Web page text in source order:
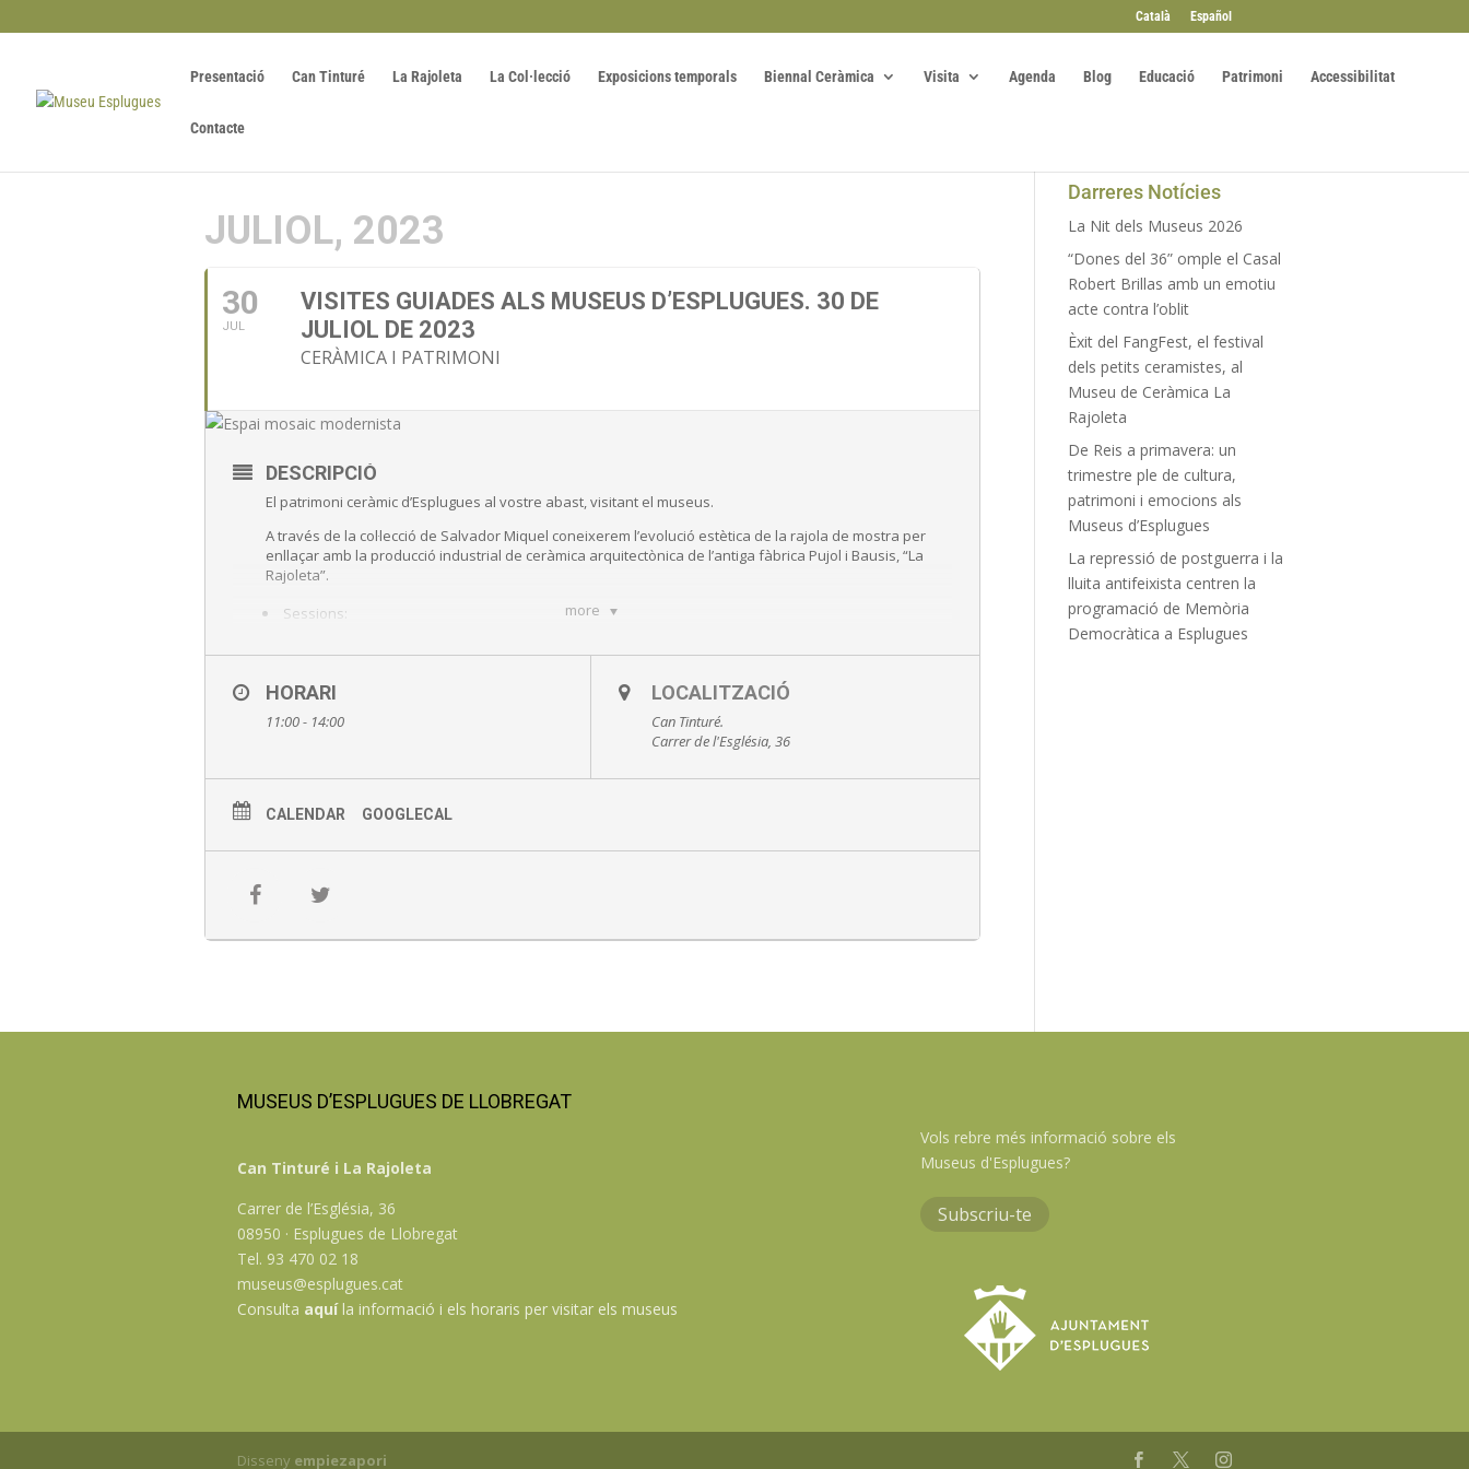
Català Español
Presentació Can Tinturé La Rajoleta La Col·lecció Exposicions temporals Biennal Ceràmica Visita Agenda Blog Educació Patrimoni Accessibilitat
Contacte
JULIOL, 2023
30
JUL
VISITES GUIADES ALS MUSEUS D’ESPLUGUES. 30 DE
JULIOL DE 2023
CERÀMICA I PATRIMONI
more
DESCRIPCIÓ
El patrimoni ceràmic d’Esplugues al vostre abast, visitant el museus.
A través de la col·lecció de Salvador Miquel coneixerem l’evolució estètica de la rajola de mostra per
enllaçar amb la producció industrial de ceràmica arquitectònica de l’antiga fàbrica Pujol i Bausis, “La
Rajoleta”.
Sessions:
Can Tinturé 12 h
HORARI
11:00 - 14:00
LOCALITZACIÓ
Can Tinturé.
Carrer de l'Església, 36
CALENDAR GOOGLECAL
Darreres Notícies
La Nit dels Museus 2026
“Dones del 36” omple el Casal
Robert Brillas amb un emotiu
acte contra l’oblit
Èxit del FangFest, el festival
dels petits ceramistes, al
Museu de Ceràmica La
Rajoleta
De Reis a primavera: un
trimestre ple de cultura,
patrimoni i emocions als
Museus d’Esplugues
La repressió de postguerra i la
lluita antifeixista centren la
programació de Memòria
Democràtica a Esplugues
MUSEUS D’ESPLUGUES DE LLOBREGAT
Can Tinturé i La Rajoleta
Carrer de l’Església, 36
08950 · Esplugues de Llobregat
Tel. 93 470 02 18
museus@esplugues.cat
Consulta aquíla informació i els horaris per visitar els museus
Vols rebre més informació sobre els
Museus d'Esplugues?
Subscriu-te
Disseny empiezapori